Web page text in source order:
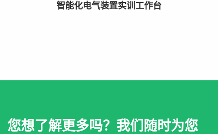
智能化电气装置实训工作台
您想了解更多吗？我们随时为您